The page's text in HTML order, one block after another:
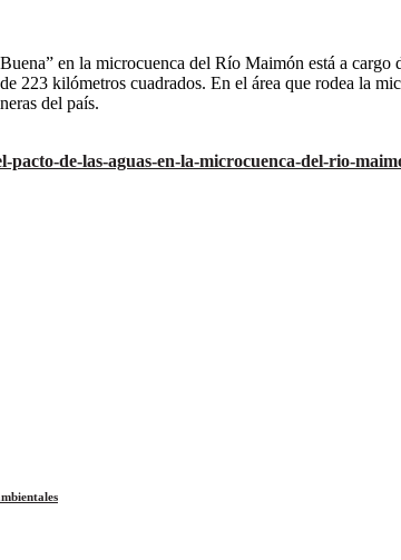
en la microcuenca del Río Maimón está a
223 kilómetros cuadrados. En el área que rodea la
del país.
de-las-aguas-en-la-microcuenca-del-rio-